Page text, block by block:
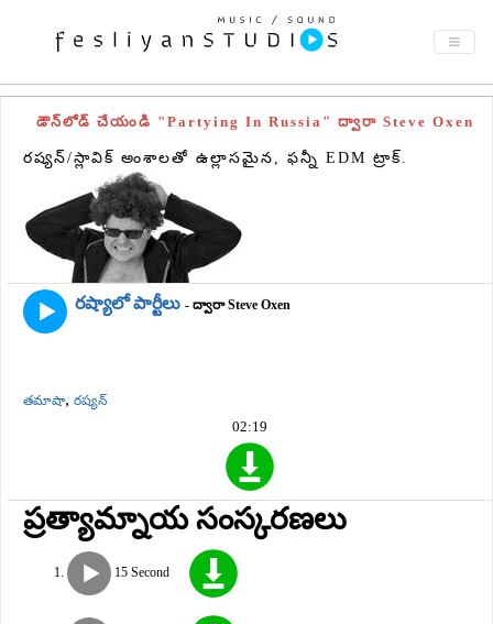
డౌన్‌లోడ్ చేయండి "Partying In Russia" ద్వారా Steve Oxen
రష్యన్/స్లావిక్ అంశాలతో ఉల్లాసమైన, ఫన్నీ EDM ట్రాక్.
రష్యాలో పార్టీలు - ద్వారా Steve Oxen
తమాషా, రష్యన్
02:19
ప్రత్యామ్నాయ సంస్కరణలు
15 Second